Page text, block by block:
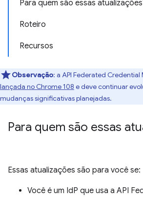
Para quem são essas
Roteiro
Recursos
Observação: a API Federated
lançada no Chrome 108 e deve continuar
mudanças significativas planejadas.
Para quem são essas
Essas atualizações são para você se:
Você é um IdP que usa a API